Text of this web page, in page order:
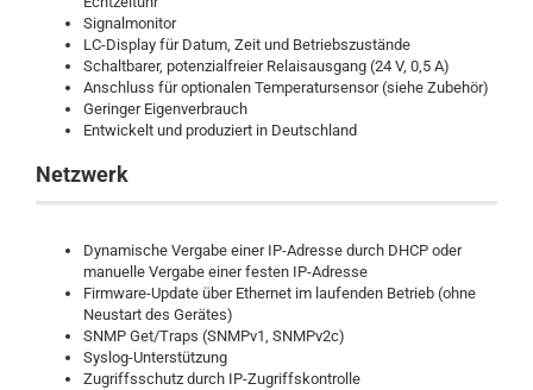
Signalmonitor
LC-Display für Datum, Zeit und Betriebszustände
Schaltbarer, potenzialfreier Relaisausgang (24 V, 0,5 A)
Anschluss für optionalen Temperatursensor (siehe Zubehör)
Geringer Eigenverbrauch
Entwickelt und produziert in Deutschland
Netzwerk
Dynamische Vergabe einer IP-Adresse durch DHCP oder
manuelle Vergabe einer festen IP-Adresse
Firmware-Update über Ethernet im laufenden Betrieb (ohne
Neustart des Gerätes)
SNMP Get/Traps (SNMPv1, SNMPv2c)
Syslog-Unterstützung
Zugriffsschutz durch IP-Zugriffskontrolle